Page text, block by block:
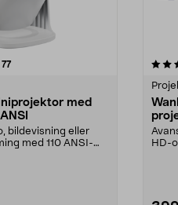
77anmeldelser
med
bildevisning eller
med 110 ANSI-
av 5 stjerner
HD-